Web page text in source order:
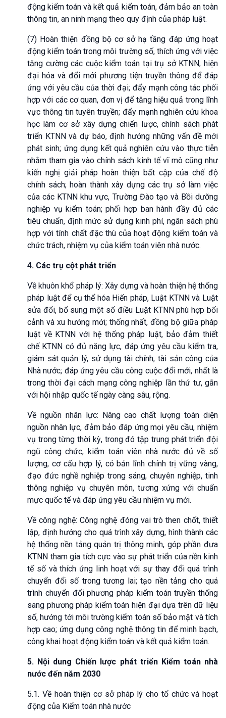
động kiểm toán và kết quả kiểm toán, đảm bảo an toàn
thông tin, an ninh mạng theo quy định của pháp luật.
(7) Hoàn thiện đồng bộ cơ sở hạ tầng đáp ứng hoạt
động kiểm toán trong môi trường số, thích ứng với việc
tăng cường các cuộc kiểm toán tại trụ sở KTNN; hiện
đại hóa và đổi mới phương tiện truyền thông để đáp
ứng với yêu cầu của thời đại; đẩy mạnh công tác phối
hợp với các cơ quan, đơn vị để tăng hiệu quả trong lĩnh
vực thông tin tuyên truyền; đẩy mạnh nghiên cứu khoa
học làm cơ sở xây dựng chiến lược, chính sách phát
triển KTNN và dự báo, định hướng những vấn đề mới
phát sinh; ứng dụng kết quả nghiên cứu vào thực tiễn
nhằm tham gia vào chính sách kinh tế vĩ mô cũng như
kiến nghị giải pháp hoàn thiện bất cập của chế độ
chính sách; hoàn thành xây dựng các trụ sở làm việc
của các KTNN khu vực, Trường Đào tạo và Bồi dưỡng
nghiệp vụ kiểm toán; phối hợp ban hành đầy đủ các
tiêu chuẩn, định mức sử dụng kinh phí, ngân sách phù
hợp với tính chất đặc thù của hoạt động kiểm toán và
chức trách, nhiệm vụ của kiểm toán viên nhà nước.
4. Các trụ cột phát triển
Về khuôn khổ pháp lý: Xây dựng và hoàn thiện hệ thống
pháp luật để cụ thể hóa Hiến pháp, Luật KTNN và Luật
sửa đổi, bổ sung một số điều Luật KTNN phù hợp bối
cảnh và xu hướng mới; thống nhất, đồng bộ giữa pháp
luật về KTNN với hệ thống pháp luật, bảo đảm thiết
chế KTNN có đủ năng lực, đáp ứng yêu cầu kiểm tra,
giám sát quản lý, sử dụng tài chính, tài sản công của
Nhà nước; đáp ứng yêu cầu công cuộc đổi mới, nhất là
trong thời đại cách mạng công nghiệp lần thứ tư, gắn
với hội nhập quốc tế ngày càng sâu, rộng.
Về nguồn nhân lực: Nâng cao chất lượng toàn diện
nguồn nhân lực, đảm bảo đáp ứng mọi yêu cầu, nhiệm
vụ trong từng thời kỳ, trong đó tập trung phát triển đội
ngũ công chức, kiểm toán viên nhà nước đủ về số
lượng, cơ cấu hợp lý, có bản lĩnh chính trị vững vàng,
đạo đức nghề nghiệp trong sáng, chuyên nghiệp, tinh
thông nghiệp vụ chuyên môn, tương xứng với chuẩn
mực quốc tế và đáp ứng yêu cầu nhiệm vụ mới.
Về công nghệ: Công nghệ đóng vai trò then chốt, thiết
lập, định hướng cho quá trình xây dựng, hình thành các
hệ thống nền tảng quản trị thông minh, góp phần đưa
KTNN tham gia tích cực vào sự phát triển của nền kinh
tế số và thích ứng linh hoạt với sự thay đổi quá trình
chuyển đổi số trong tương lai; tạo nền tảng cho quá
trình chuyển đổi phương pháp kiểm toán truyền thống
sang phương pháp kiểm toán hiện đại dựa trên dữ liệu
số, hướng tới môi trường kiểm toán số bảo mật và tích
hợp cao; ứng dụng công nghệ thông tin để minh bạch,
công khai hoạt động kiểm toán và kết quả kiểm toán.
5. Nội dung Chiến lược phát triển Kiểm toán nhà
nước đến năm 2030
5.1. Về hoàn thiện cơ sở pháp lý cho tổ chức và hoạt
động của Kiểm toán nhà nước